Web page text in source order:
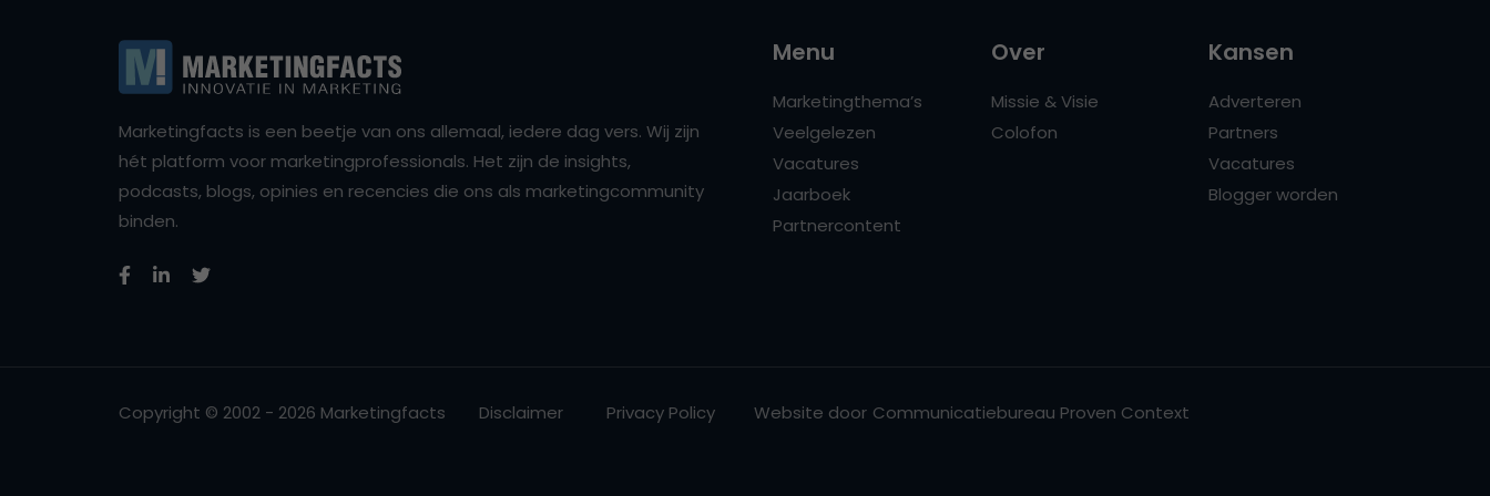
Marketingfacts is een beetje van ons allemaal, iedere dag vers. Wij zijn
hét platform voor marketingprofessionals. Het zijn de insights,
podcasts, blogs, opinies en recencies die ons als marketingcommunity
binden.
Menu
Marketingthema’s
Veelgelezen
Vacatures
Jaarboek
Partnercontent
Over
Missie & Visie
Colofon
Kansen
Adverteren
Partners
Vacatures
Blogger worden
Copyright © 2002 - 2026 Marketingfacts Disclaimer Privacy Policy Website door Communicatiebureau Proven Context